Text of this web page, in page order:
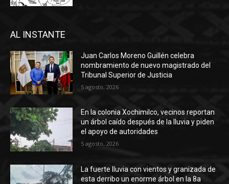
AL INSTANTE
Juan Carlos Moreno Guillén celebra
nombramiento de nuevo magistrado del
Tribunal Superior de Justicia
5 agosto, 2026
En la colonia Xochimilco, vecinos reportan
un árbol caído después de la lluvia y piden
el apoyo de autoridades
5 agosto, 2026
La fuerte lluvia con vientos y granizada de
esta derribo un enorme árbol en la 8a